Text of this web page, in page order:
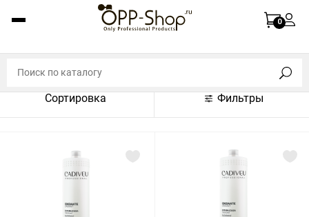
0
Сортировка Фильтры
По названию (A-Z)
По цене (по возрастанию)
По цене (по убыванию)
По популярности (по убыванию)